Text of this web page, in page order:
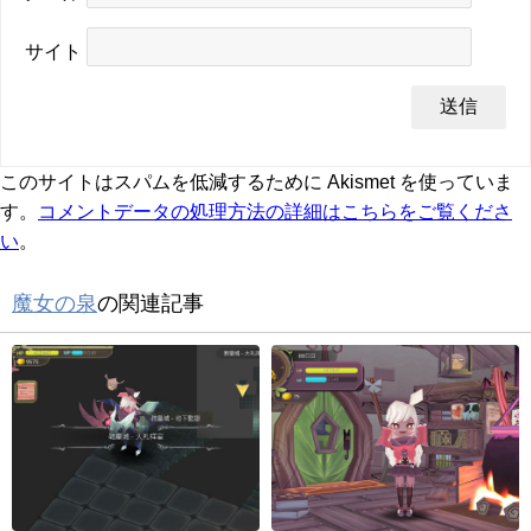
サイト
このサイトはスパムを低減するために Akismet を使っていま
す。
コメントデータの処理方法の詳細はこちらをご覧くださ
い。
魔女の泉の関連記事